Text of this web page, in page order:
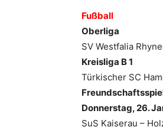
Fußball
Oberliga
SV Westfalia
Kreisliga B 1
Türkischer SC
Donnerstag, 26.
SuS Kaiserau –